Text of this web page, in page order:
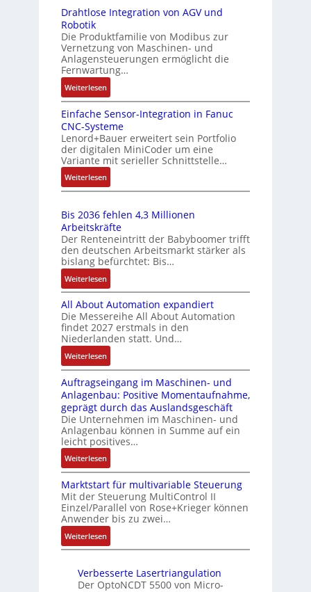
u
g
g
u
n
d
s
t
a
n
d
ü
e
r
w
a
h
u
n
g
r
g
t
f
e
h
r
L
i
s
u
n
g
Z
r
t
i
i
z
e
r
u
n
g
e
s
t
ä
t
i
g
t
R
e
i
f
e
g
r
a
d
M
L
3
r
s
c
e
r
u
k
a
u
s
g
e
i
c
h
e
e
m
e
n
t
e
m
i
t
S
p
e
z
i
a
l
m
e
m
b
r
a
n
e
n
Drahtlose Integration von AGV und
Robotik
Die Produktfamilie von Modibus zur
Vernetzung von Maschinen- und
Anlagensteuerungen ermöglicht die
Fernwartung…
Weiterlesen:
D
r
a
h
t
l
o
s
I
n
t
e
g
r
t
i
o
n
v
o
A
G
V
u
n
d
R
o
b
o
t
i
Einfache Sensor-Integration in Fanuc
CNC-Systeme
Lenord+Bauer erweitert sein Portfolio
der digitalen MiniCoder um eine
Variante mit serieller Schnittstelle…
Weiterlesen:
E
n
f
a
c
h
e
S
e
n
s
o
r
I
n
t
e
g
a
t
i
o
n
i
n
a
n
Bis 2036 fehlen 4,3 Millionen
Arbeitskräfte
Der Renteneintritt der Babyboomer trifft
den deutschen Arbeitsmarkt stärker als
bislang befürchtet: Bis…
Weiterlesen:
B
i
s
2
0
3
6
f
e
h
l
e
n
4
,
3
M
i
l
l
n
All About Automation expandiert
Die Messereihe All About Automation
findet 2027 erstmals in den
Niederlanden statt. Und…
Weiterlesen:
A
l
l
A
b
o
u
t
A
u
t
o
m
a
t
o
Auftragseingang im Maschinen- und
Anlagenbau: Positive Momentaufnahme,
geprägt durch das Auslandsgeschäft
Die Unternehmen im Maschinen- und
Anlagenbau können in Summe auf ein
leicht positives…
Weiterlesen:
A
u
f
t
r
a
g
e
i
Marktstart für multivariable Steuerung
Mit der Steuerung MultiControl II
Einzel/Parallel von Rose+Krieger können
Anwender bis zu zwei…
Weiterlesen:
M
r
k
Verbesserte Lasertriangulation
Der OptoNCDT 5500 von Micro-